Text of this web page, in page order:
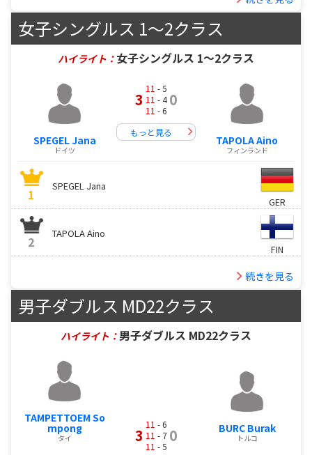
女子シングルス 1～2クラス
ハイライト： 女子シングルス 1～2クラス
SPEGEL Jana
ドイツ
3
11 - 5
11 - 4
11 - 6
0
もっと見る
TAPOLA Aino
フィンランド
1
SPEGEL Jana
GER
2
TAPOLA Aino
FIN
続きを見る
男子ダブルス MD22クラス
ハイライト： 男子ダブルス MD22クラス
TAMPETTOEM So
mpong
タイ 3
11 - 6
11 - 7
11 - 5
0 BURC Burak
トルコ